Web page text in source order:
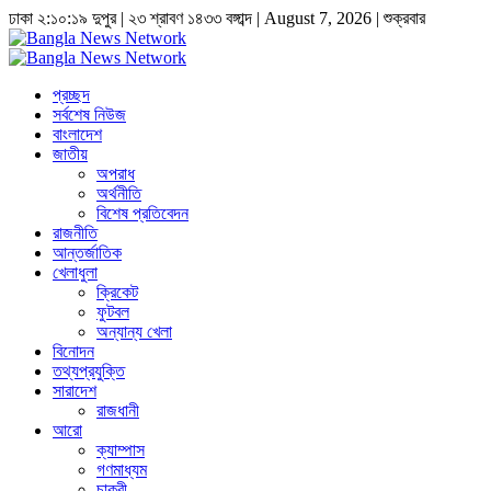
ঢাকা ২:১০:২০ দুপুর | ২৩ শ্রাবণ ১৪৩৩ বঙ্গাব্দ | August 7, 2026 |শুক্রবার
প্রচ্ছদ
সর্বশেষ নিউজ
বাংলাদেশ
জাতীয়
অপরাধ
অর্থনীতি
বিশেষ প্রতিবেদন
রাজনীতি
আন্তর্জাতিক
খেলাধুলা
ক্রিকেট
ফুটবল
অন্যান্য খেলা
বিনোদন
তথ্যপ্রযুক্তি
সারাদেশ
রাজধানী
আরো
ক্যাম্পাস
গণমাধ্যম